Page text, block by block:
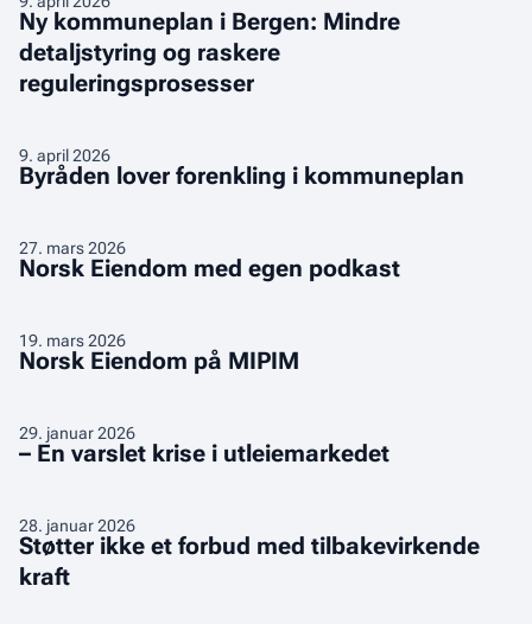
–
uten
å
ofre
natur?
Ny kommuneplan i Bergen: Mindre
detaljstyring og raskere
reguleringsprosesser
kommuneplan
i
Bergen:
og
9. april 2026
Byråden lover forenkling i kommuneplan
Byråden
lover
i
kommuneplan
27. mars 2026
Norsk Eiendom med egen podkast
Norsk
Eiendom
egen
podkast
19. mars 2026
Norsk Eiendom på MIPIM
Norsk
Eiendom
MIPIM
29. januar 2026
– En varslet krise i utleiemarkedet
–
En
krise
i
utleiemarkedet
28. januar 2026
Støtter ikke et forbud med tilbakevirkende
kraft
Støtter
ikke
et